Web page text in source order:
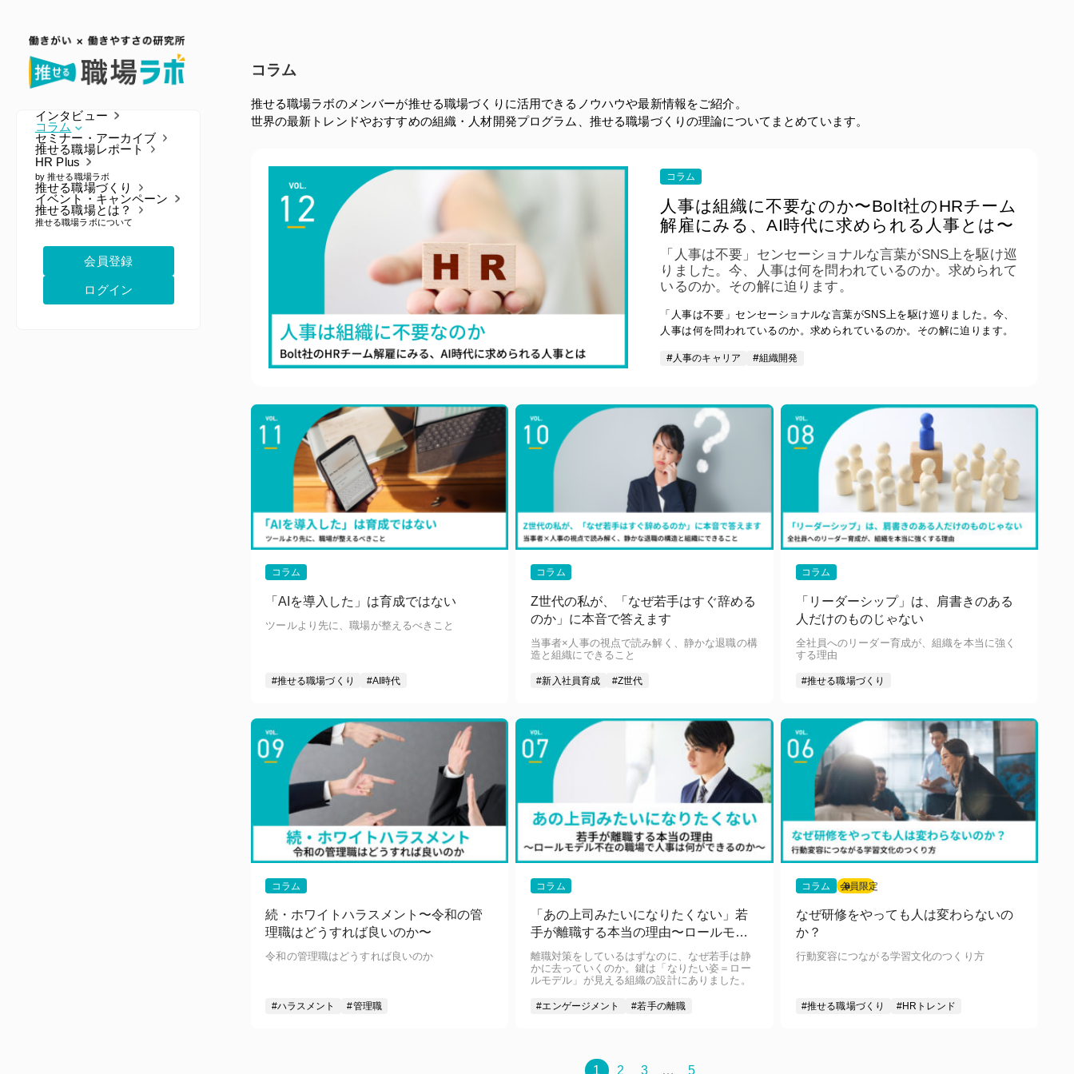
インタビュー
コラム
セミナー・アーカイブ
推せる職場レポート
HR Plus
by 推せる職場ラボ
HR Plus TOP
人事の全体像・人事ポリシー
人事のキャリア
人事戦略
推せる職場づくり
イベント・キャンペーン
推せる職場とは？
推せる職場ラボについて
会員登録
ログイン
コラム
推せる職場ラボのメンバーが推せる職場づくりに活用できるノウハウや最新情報をご紹介。
世界の最新トレンドやおすすめの組織・人材開発プログラム、推せる職場づくりの理論についてまとめています。
コラム
人事は組織に不要なのか〜Bolt社のHRチーム
解雇にみる、AI時代に求められる人事とは〜
「人事は不要」センセーショナルな言葉がSNS上を駆け巡
りました。今、人事は何を問われているのか。求められて
いるのか。その解に迫ります。
「人事は不要」センセーショナルな言葉がSNS上を駆け巡りました。今、
人事は何を問われているのか。求められているのか。その解に迫ります。
#人事のキャリア #組織開発
コラム
「AIを導入した」は育成ではない
ツールより先に、職場が整えるべきこと
#推せる職場づくり #AI時代
コラム
Z世代の私が、「なぜ若手はすぐ辞める
のか」に本音で答えます
当事者×人事の視点で読み解く、静かな退職の構
造と組織にできること
#新入社員育成 #Z世代
コラム
「リーダーシップ」は、肩書きのある
人だけのものじゃない
全社員へのリーダー育成が、組織を本当に強く
する理由
#推せる職場づくり
コラム
続・ホワイトハラスメント〜令和の管
理職はどうすれば良いのか〜
令和の管理職はどうすれば良いのか
#ハラスメント #管理職
コラム
「あの上司みたいになりたくない」若
手が離職する本当の理由〜ロールモデ
ル不在の職場で、人事は何ができるの
か〜
離職対策をしているはずなのに、なぜ若手は静
かに去っていくのか。鍵は「なりたい姿＝ロー
ルモデル」が見える組織の設計にありました。
#エンゲージメント #若手の離職
コラム 会員限定
なぜ研修をやっても人は変わらないの
か？
行動変容につながる学習文化のつくり方
#推せる職場づくり #HRトレンド
1 2 3 … 5